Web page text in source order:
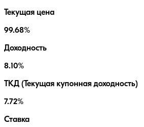
Текущая цена
99.68%
Доходность
8.10%
ТКД (Текущая купонная доходность)
7.72%
Ставка